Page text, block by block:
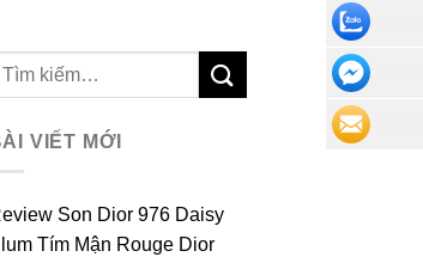
VIẾT MỚI
Son Dior 976 Daisy
Tím Mận Rouge Dior